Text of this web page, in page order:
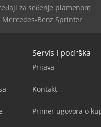
za sečenje plamenom
Mercedes-Benz Sprinter
Servis i podrška
Prijava
Kontakt
Primer ugovora o